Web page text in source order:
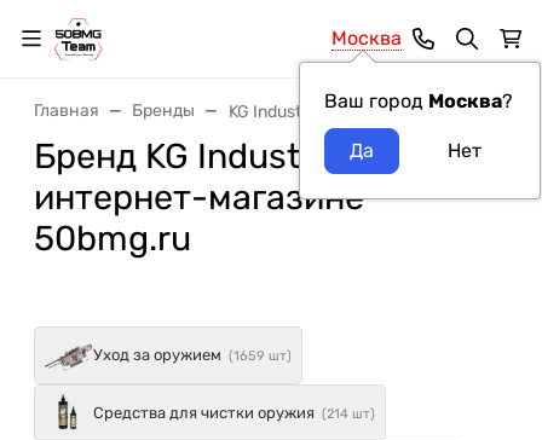
Москва
Ваш город Москва?
Главная Бренды KG Industries, LLC
Бренд KG Industries, LLC в
интернет-магазине
50bmg.ru
Уход за оружием (1659 шт)
Средства для чистки оружия (214 шт)